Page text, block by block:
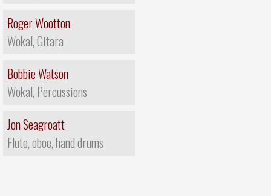
Roger Wootton
Wokal, Gitara
Bobbie Watson
Wokal, Percussions
Jon Seagroatt
Flute, oboe, hand drums